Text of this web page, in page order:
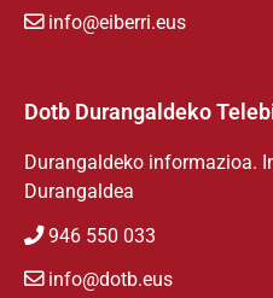
info@eiberri.eus
Dotb Durangaldeko
Durangaldeko informazioa.
Durangaldea
946 550 033
info@dotb.eus